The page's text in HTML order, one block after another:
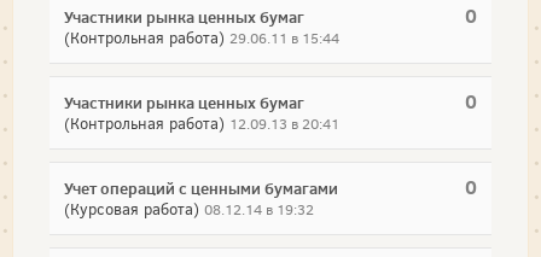
0
Участники рынка ценных бумаг
(Контрольная работа) 29.06.11 в 15:44
0
Участники рынка ценных бумаг
(Контрольная работа) 12.09.13 в 20:41
0
Учет операций с ценными бумагами
(Курсовая работа) 08.12.14 в 19:32